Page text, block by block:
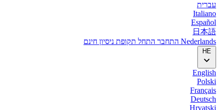
עברית
Italiano
Español
日本語
Nederlands התחבר התחל תקופת ניסיון חינם
HE
English
Polski
Français
Deutsch
Hrvatski